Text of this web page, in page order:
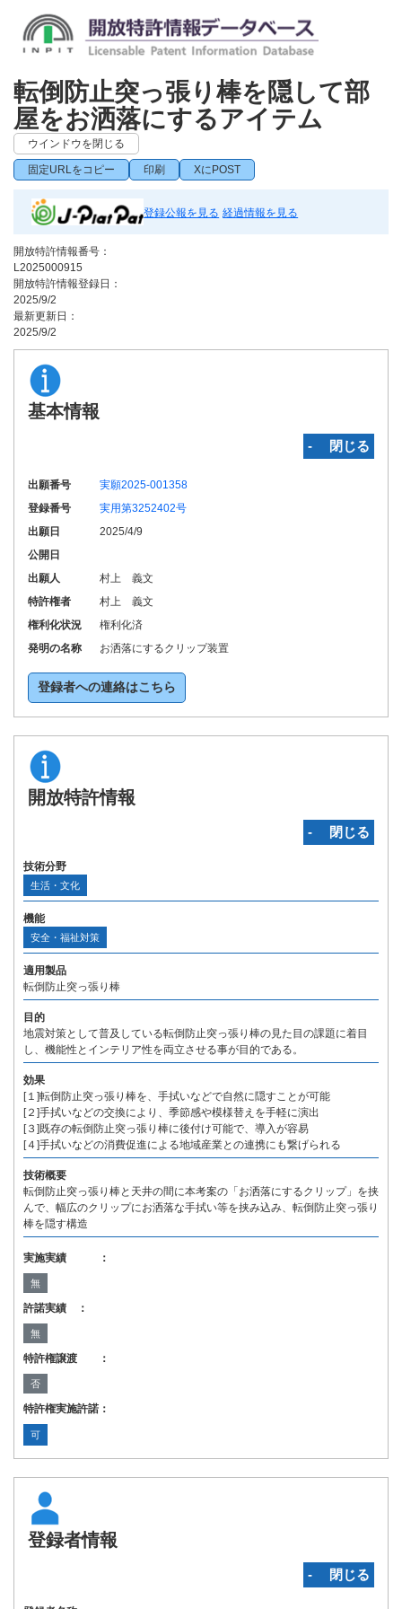
転倒防止突っ張り棒を隠して部
屋をお洒落にするアイテム
ウインドウを閉じる
固定URLをコピー 印刷 XにPOST
登録公報を見る 経過情報を見る
開放特許情報番号：
L2025000915
開放特許情報登録日：
2025/9/2
最新更新日：
2025/9/2
基本情報
‐ 閉じる
出願番号
実願2025-001358
登録番号
実用第3252402号
出願日
2025/4/9
公開日
出願人
村上 義文
特許権者
村上 義文
権利化状況
権利化済
発明の名称
お洒落にするクリップ装置
登録者への連絡はこちら
開放特許情報
‐ 閉じる
技術分野
生活・文化
機能
安全・福祉対策
適用製品
転倒防止突っ張り棒
目的
地震対策として普及している転倒防止突っ張り棒の見た目の課題に着目
し、機能性とインテリア性を両立させる事が目的である。
効果
[１]転倒防止突っ張り棒を、手拭いなどで自然に隠すことが可能
[２]手拭いなどの交換により、季節感や模様替えを手軽に演出
[３]既存の転倒防止突っ張り棒に後付け可能で、導入が容易
[４]手拭いなどの消費促進による地域産業との連携にも繋げられる
技術概要
転倒防止突っ張り棒と天井の間に本考案の「お洒落にするクリップ」を挟
んで、幅広のクリップにお洒落な手拭い等を挟み込み、転倒防止突っ張り
棒を隠す構造
実施実績 ：
無
許諾実績 ：
無
特許権譲渡 ：
否
特許権実施許諾：
可
登録者情報
‐ 閉じる